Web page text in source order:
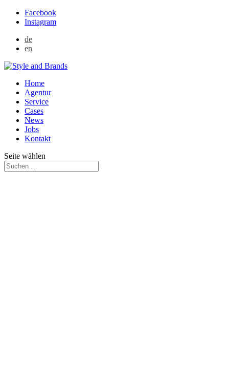
Facebook
Instagram
de
en
Home
Agentur
Service
Cases
News
Jobs
Kontakt
Seite wählen